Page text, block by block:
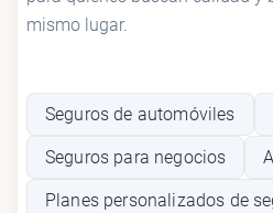
mismo lugar.
Seguros de automóviles
Seguros para negocios
Planes personalizados de